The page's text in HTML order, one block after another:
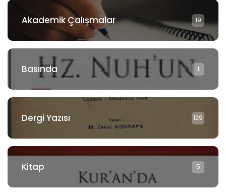
Akademik Çalışmalar 19
Basında 1
Dergi Yazısı 129
Kitap 5